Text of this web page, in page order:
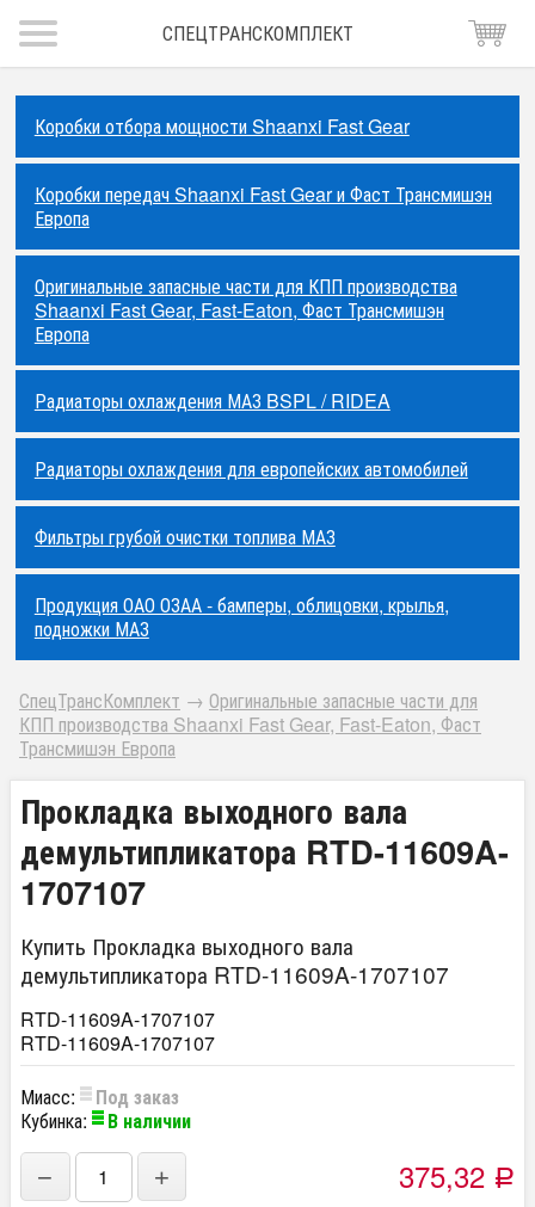
СПЕЦТРАНСКОМПЛЕКТ
Коробки отбора мощности Shaanxi Fast Gear
Коробки передач Shaanxi Fast Gear и Фаст Трансмишэн
Европа
Оригинальные запасные части для КПП производства
Shaanxi Fast Gear, Fast-Eaton, Фаст Трансмишэн
Европа
Радиаторы охлаждения МАЗ BSPL / RIDEA
Радиаторы охлаждения для европейских автомобилей
Фильтры грубой очистки топлива МАЗ
Продукция ОАО ОЗАА - бамперы, облицовки, крылья,
подножки МАЗ
СпецТрансКомплект → Оригинальные запасные части для
КПП производства Shaanxi Fast Gear, Fast-Eaton, Фаст
Трансмишэн Европа
Прокладка выходного вала
демультипликатора RTD-11609A-
1707107
Купить Прокладка выходного вала
демультипликатора RTD-11609A-1707107
RTD-11609A-1707107
RTD-11609A-1707107
Миасс:
Под заказ
Кубинка:
В наличии
− + 375,32 Р